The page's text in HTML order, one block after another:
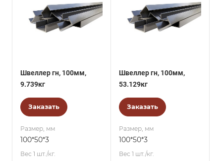
Швеллер гн, 100мм,
9.739кг
Заказать
Размер, мм
100*50*3
Вес 1 шт./кг.
Швеллер гн, 100мм,
53.129кг
Заказать
Размер, мм
100*50*3
Вес 1 шт./кг.